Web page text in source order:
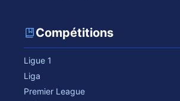
Compétitions
Ligue 1
Liga
Premier League